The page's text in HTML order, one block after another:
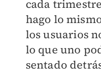
cada
hago lo
los usuarios
lo que uno
sentado